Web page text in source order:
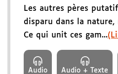
Les autres pères
disparu dans la nature,
Ce qui unit ces gam...
Audio Audio + Texte